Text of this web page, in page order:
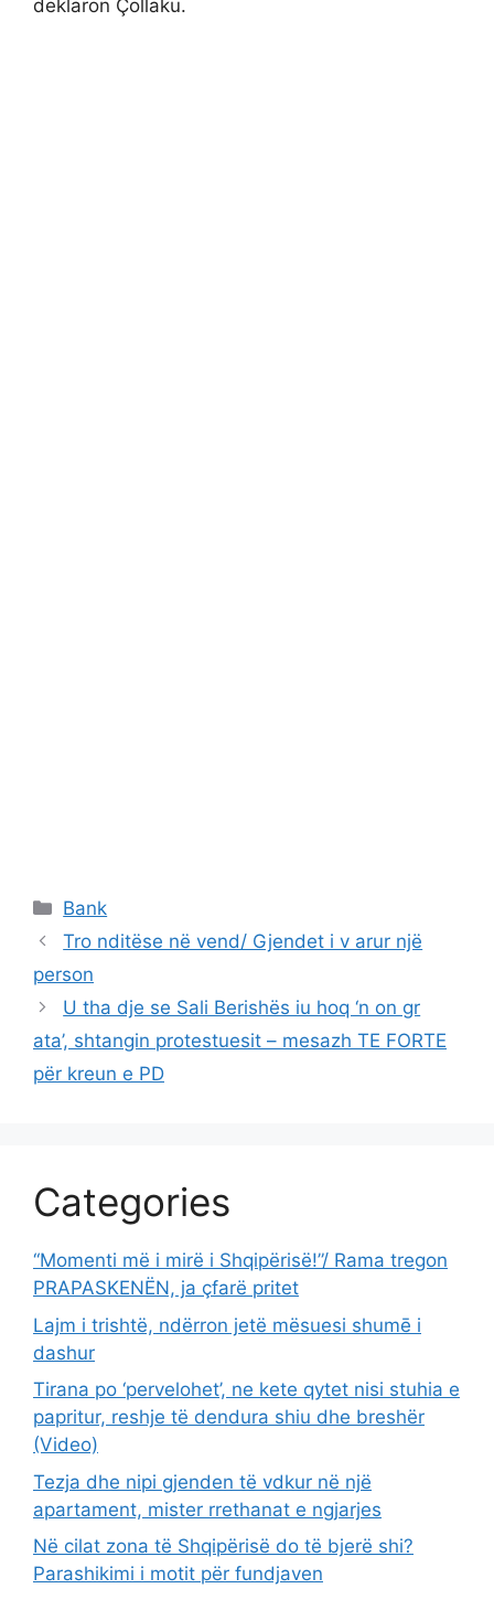
deklaron Çollaku.
Categories
Bank
Tro nditëse në vend/ Gjendet i v arur një
person
U tha dje se Sali Berishës iu hoq ‘n on gr
ata’, shtangin protestuesit – mesazh TE FORTE
për kreun e PD
Categories
“Momenti më i mirë i Shqipërisë!”/ Rama tregon
PRAPASKENËN, ja çfarë pritet
Lajm i trishtë, ndërron jetë mësuesi shumē i
dashur
Tirana po ‘pervelohet’, ne kete qytet nisi stuhia e
papritur, reshje të dendura shiu dhe breshër
(Video)
Tezja dhe nipi gjenden të vdkur në një
apartament, mister rrethanat e ngjarjes
Në cilat zona të Shqipërisë do të bjerë shi?
Parashikimi i motit për fundjaven